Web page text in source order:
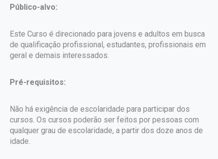
Público-alvo:
Este Curso é direcionado para jovens e adultos em busca
de qualificação profissional, estudantes, profissionais em
geral e demais interessados.
Pré-requisitos:
Não há exigência de escolaridade para participar dos
cursos. Os cursos poderão ser feitos por pessoas com
qualquer grau de escolaridade, a partir dos doze anos de
idade.